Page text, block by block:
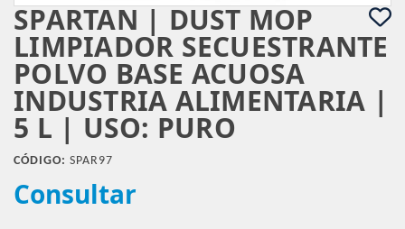
SPARTAN | DUST MOP
LIMPIADOR SECUESTRANTE
POLVO BASE ACUOSA
INDUSTRIA ALIMENTARIA |
5 L | USO: PURO
CÓDIGO: SPAR97
Consultar